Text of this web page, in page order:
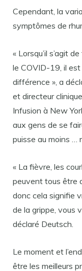
Cependant, la
symptômes de
« Lorsqu’il s’agit
le COVID-19, il
différence », a
et directeur
Infusion à New
aux gens de se
puisse au moins …
« La fièvre, les
peuvent tous être
donc cela signifie
de la grippe, vous
déclaré Deutsch.
Le moment et
être les meilleurs